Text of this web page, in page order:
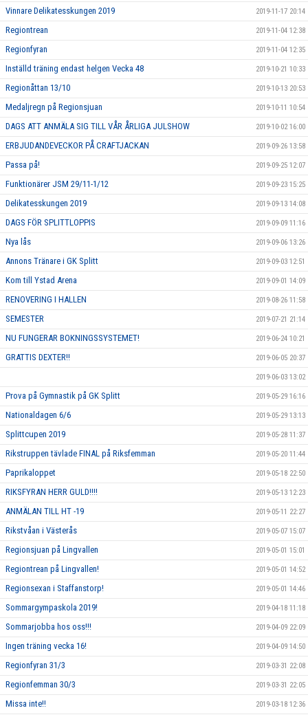
Vinnare Delikatesskungen 2019 2019-11-17 20:14
Regiontrean 2019-11-04 12:38
Regionfyran 2019-11-04 12:35
Inställd träning endast helgen Vecka 48 2019-10-21 10:33
Regionåttan 13/10 2019-10-13 20:53
Medaljregn på Regionsjuan 2019-10-11 10:54
DAGS ATT ANMÄLA SIG TILL VÅR ÅRLIGA JULSHOW 2019-10-02 16:00
ERBJUDANDEVECKOR PÅ CRAFTJACKAN 2019-09-26 13:58
Passa på! 2019-09-25 12:07
Funktionärer JSM 29/11-1/12 2019-09-23 15:25
Delikatesskungen 2019 2019-09-13 14:08
DAGS FÖR SPLITTLOPPIS 2019-09-09 11:16
Nya lås 2019-09-06 13:26
Annons Tränare i GK Splitt 2019-09-03 12:51
Kom till Ystad Arena 2019-09-01 14:09
RENOVERING I HALLEN 2019-08-26 11:58
SEMESTER 2019-07-21 21:14
NU FUNGERAR BOKNINGSSYSTEMET! 2019-06-24 10:21
GRATTIS DEXTER!! 2019-06-05 20:37
2019-06-03 13:02
Prova på Gymnastik på GK Splitt 2019-05-29 16:16
Nationaldagen 6/6 2019-05-29 13:13
Splittcupen 2019 2019-05-28 11:37
Rikstruppen tävlade FINAL på Riksfemman 2019-05-20 11:44
Paprikaloppet 2019-05-18 22:50
RIKSFYRAN HERR GULD!!!! 2019-05-13 12:23
ANMÄLAN TILL HT -19 2019-05-11 22:27
Rikstvåan i Västerås 2019-05-07 15:07
Regionsjuan på Lingvallen 2019-05-01 15:01
Regiontrean på Lingvallen! 2019-05-01 14:52
Regionsexan i Staffanstorp! 2019-05-01 14:46
Sommargympaskola 2019! 2019-04-18 11:18
Sommarjobba hos oss!!! 2019-04-09 22:09
Ingen träning vecka 16! 2019-04-09 14:50
Regionfyran 31/3 2019-03-31 22:08
Regionfemman 30/3 2019-03-31 22:05
Missa inte!! 2019-03-18 12:36